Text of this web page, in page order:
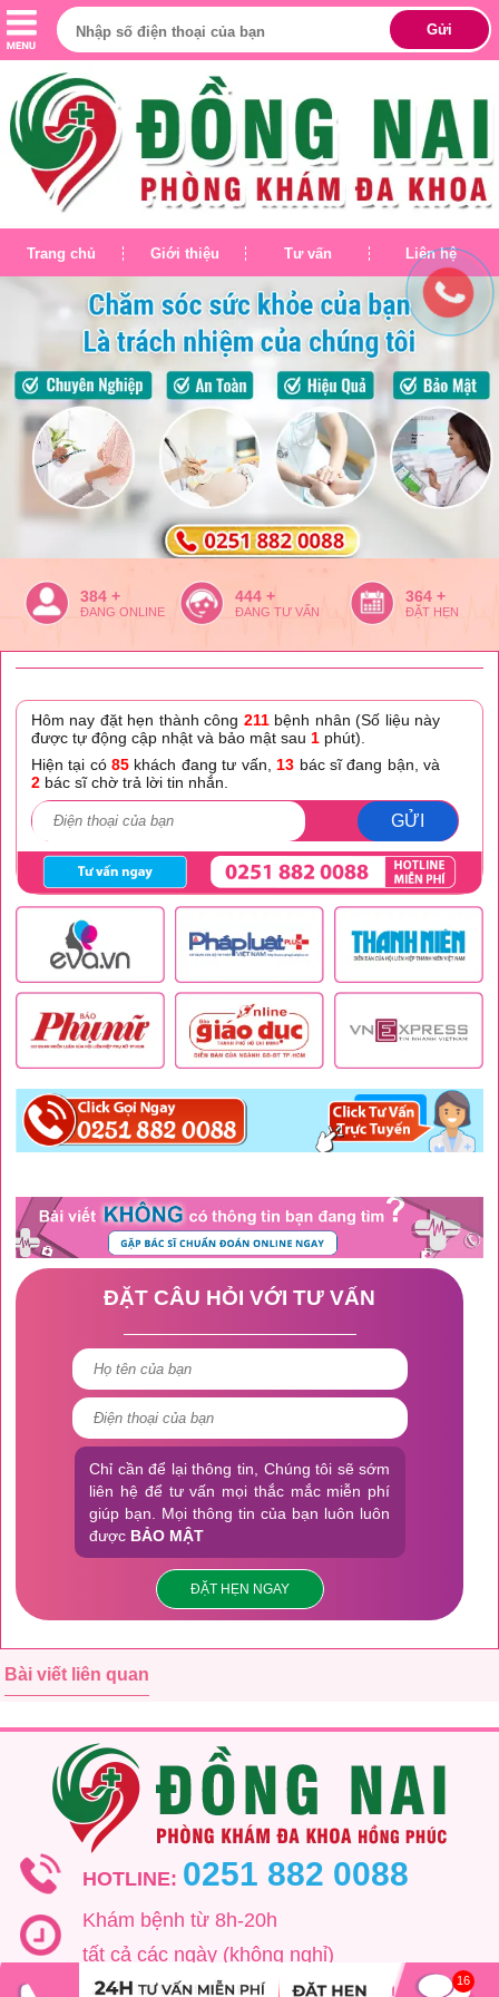
Trang chủ Giới thiệu Tư vấn Liên hệ
384 +
ĐANG ONLINE
444 +
ĐANG TƯ VẤN
364 +
ĐẶT HẸN
Hôm nay đặt hẹn thành công 211bệnh nhân (Số liệu này
được tự động cập nhật và bảo mật sau 1phút).
Hiện tại có 85 khách đang tư vấn, 13 bác sĩ đang bận, và
2bác sĩ chờ trả lời tin nhắn.
GỬI
ĐẶT CÂU HỎI VỚI TƯ VẤN
Chỉ cần để lại thông tin, Chúng tôi sẽ sớm
liên hệ để tư vấn mọi thắc mắc miễn phí
giúp bạn. Mọi thông tin của bạn luôn luôn
được BẢO MẬT
ĐẶT HẸN NGAY
Bài viết liên quan
HOTLINE: 0251 882 0088
Khám bệnh từ 8h-20h
tất cả các ngày (không nghỉ)
Số 203A, Đường Phạm Văn Thuận, KP1, 16